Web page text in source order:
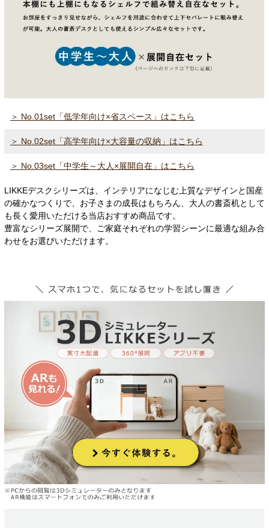
＞ No.01set「低学年向け×省スペース」はこちら
＞ No.02set「高学年向け×大容量の収納」はこちら
＞ No.03set「中学生～大人×展開自在」はこちら
LIKKEデスクシリーズは、インテリアになじむ上質なデザインと国産
の確かなつくりで、お子さまの成長はもちろん、大人の書斎机として
も長く愛用いただける当店おすすめ商品です。
豊富なシリーズ展開で、ご家庭それぞれの学習シーンに最適な組み合
わせをお選びいただけます。